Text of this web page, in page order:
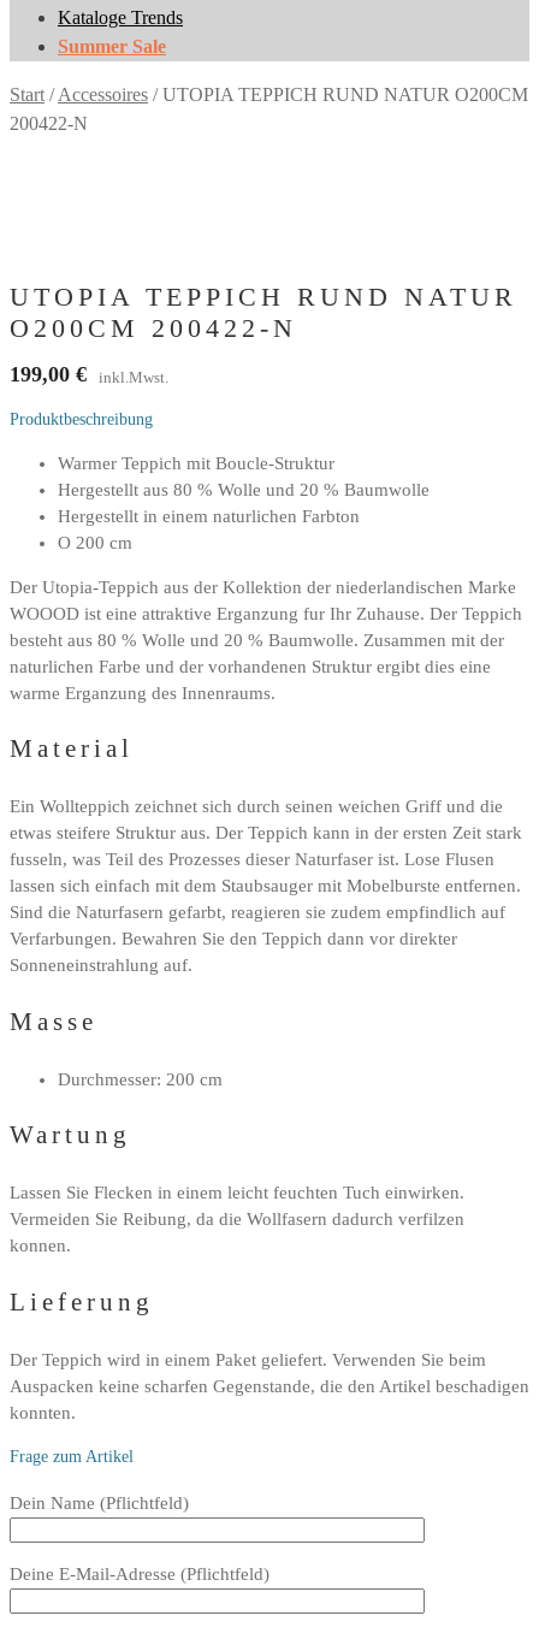
Kataloge Trends
Summer Sale
Start /Accessoires /UTOPIA TEPPICH RUND NATUR O200CM
200422-N
UTOPIA TEPPICH RUND NATUR
O200CM 200422-N
199,00 € inkl.Mwst.
Produktbeschreibung
Warmer Teppich mit Boucle-Struktur
Hergestellt aus 80 % Wolle und 20 % Baumwolle
Hergestellt in einem naturlichen Farbton
O 200 cm
Der Utopia-Teppich aus der Kollektion der niederlandischen Marke
WOOOD ist eine attraktive Erganzung fur Ihr Zuhause. Der Teppich
besteht aus 80 % Wolle und 20 % Baumwolle. Zusammen mit der
naturlichen Farbe und der vorhandenen Struktur ergibt dies eine
warme Erganzung des Innenraums.
Material
Ein Wollteppich zeichnet sich durch seinen weichen Griff und die
etwas steifere Struktur aus. Der Teppich kann in der ersten Zeit stark
fusseln, was Teil des Prozesses dieser Naturfaser ist. Lose Flusen
lassen sich einfach mit dem Staubsauger mit Mobelburste entfernen.
Sind die Naturfasern gefarbt, reagieren sie zudem empfindlich auf
Verfarbungen. Bewahren Sie den Teppich dann vor direkter
Sonneneinstrahlung auf.
Masse
Durchmesser: 200 cm
Wartung
Lassen Sie Flecken in einem leicht feuchten Tuch einwirken.
Vermeiden Sie Reibung, da die Wollfasern dadurch verfilzen
konnen.
Lieferung
Der Teppich wird in einem Paket geliefert. Verwenden Sie beim
Auspacken keine scharfen Gegenstande, die den Artikel beschadigen
konnten.
Frage zum Artikel
Bitte
Feld
Dein Name (Pflichtfeld)
Deine E-Mail-Adresse (Pflichtfeld)